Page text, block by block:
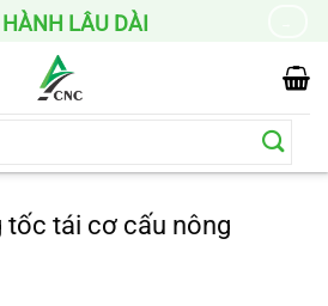
HỖ TRỢ LẮP ĐẶT
tốc tái cơ cấu nông